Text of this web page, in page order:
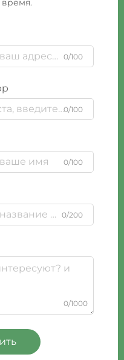
0/100
0/100
0/100
0/200
0/1000